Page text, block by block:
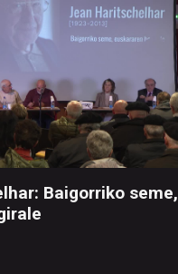
Baigorriko seme,